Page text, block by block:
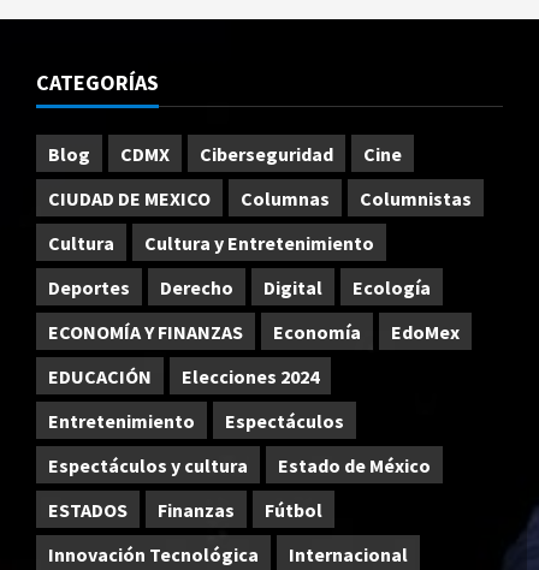
CATEGORÍAS
Blog CDMX Ciberseguridad
Cine
CIUDAD DE MEXICO
Columnas
Columnistas
Cultura
Cultura y Entretenimiento
Deportes
Derecho Digital
Ecología
ECONOMÍA Y FINANZAS
Economía
EdoMex
EDUCACIÓN
Elecciones 2024
Entretenimiento
Espectáculos
Espectáculos y cultura
Estado de México
ESTADOS
Finanzas
Fútbol
Innovación Tecnológica
Internacional